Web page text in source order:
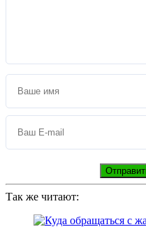
Так же читают: